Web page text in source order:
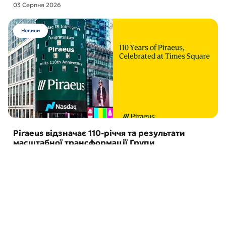
03 Серпня 2026
Новини
Piraeus відзначає 110-річчя та результати
масштабної трансформації Групи